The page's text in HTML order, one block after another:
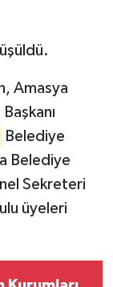
Amasya
Belediye
Belediye
Sekreteri
üyeleri